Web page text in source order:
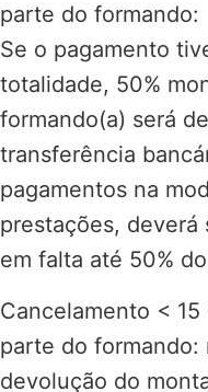
parte do formando:
Se o pagamento
totalidade, 50%
formando(a) será
transferência
pagamentos na
prestações, deverá
em falta até 50%
Cancelamento <
parte do
devolução do